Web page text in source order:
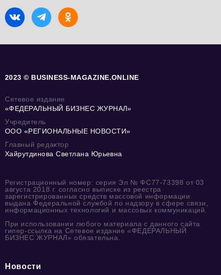
2023 © BUSINESS-MAGAZINE.ONLINE
Сетевое издание
«ФЕДЕРАЛЬНЫЙ БИЗНЕС ЖУРНАЛ»
Учредитель
ООО «РЕГИОНАЛЬНЫЕ НОВОСТИ»
Главный редактор
Хайрутдинова Светлана Юрьевна
Регистрационный номер: серия Эл № ФС77-73398 от 03
августа 2018 г. согласно выписке из реестра
зарегистрированных средств массовой информации
выдана Федеральной службой по надзору в сфере связи,
информационных технологий и массовых коммуникаций.
При использовании любого материала с данного сайта
гипер-ссылка на Сетевое издание «ФЕДЕРАЛЬНЫЙ
БИЗНЕС ЖУРНАЛ» обязательна.
Новости